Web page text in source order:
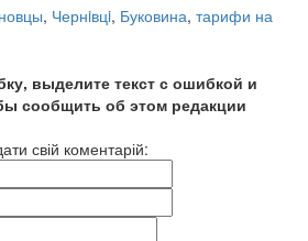
, Чернiвцi, Буковина, тарифи на
выделите текст с ошибкой и
сообщить об этом редакции
свій коментарій: